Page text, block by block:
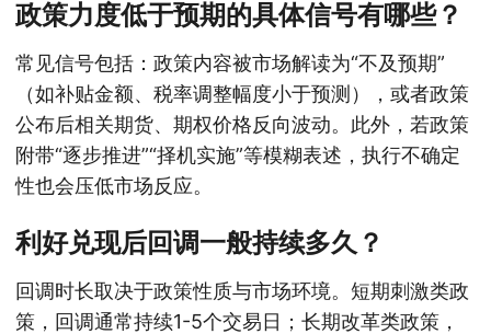
政策力度低于预期的具体信号有哪些？
常见信号包括：政策内容被市场解读为“不及预期”
（如补贴金额、税率调整幅度小于预测），或者政策
公布后相关期货、期权价格反向波动。此外，若政策
附带“逐步推进”“择机实施”等模糊表述，执行不确定
性也会压低市场反应。
利好兑现后回调一般持续多久？
回调时长取决于政策性质与市场环境。短期刺激类政
策，回调通常持续1-5个交易日；长期改革类政策，